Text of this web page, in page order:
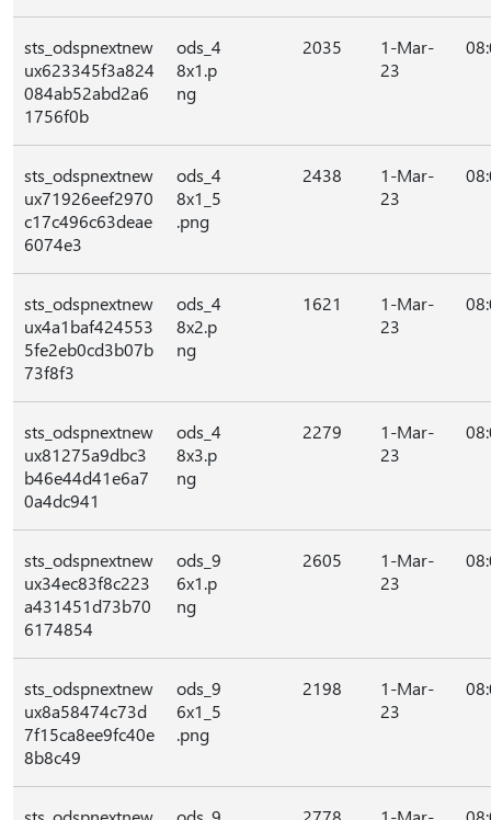
sts_odspnextnew
ux623345f3a824
084ab52abd2a6
1756f0b
ods_4
8x1.p
ng
2035
1-Mar-
23
sts_odspnextnew
ux71926eef2970
c17c496c63deae
6074e3
ods_4
8x1_5
.png
2438
1-Mar-
23
sts_odspnextnew
ux4a1baf424553
5fe2eb0cd3b07b
73f8f3
ods_4
8x2.p
ng
1621
1-Mar-
23
sts_odspnextnew
ux81275a9dbc3
b46e44d41e6a7
0a4dc941
ods_4
8x3.p
ng
2279
1-Mar-
23
sts_odspnextnew
ux34ec83f8c223
a431451d73b70
6174854
ods_9
6x1.p
ng
2605
1-Mar-
23
sts_odspnextnew
ux8a58474c73d
7f15ca8ee9fc40e
8b8c49
ods_9
6x1_5
.png
2198
1-Mar-
23